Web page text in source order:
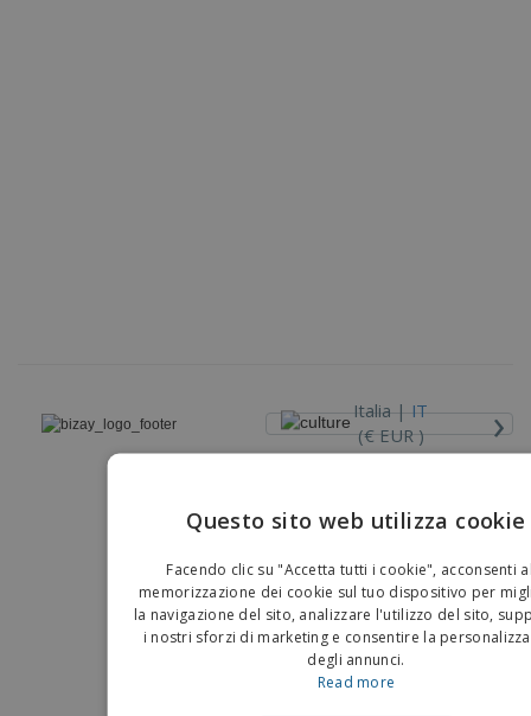
Italia |IT
(€ EUR )
›
Copyright © 2026 - BIZAY . Tutti i diritti riservati.
Questo sito web utilizza cookie
Facendo clic su "Accetta tutti i cookie", acconsenti
memorizzazione dei cookie sul tuo dispositivo per
la navigazione del sito, analizzare l'utilizzo del sito,
i nostri sforzi di marketing e consentire la
degli annunci.
Read more